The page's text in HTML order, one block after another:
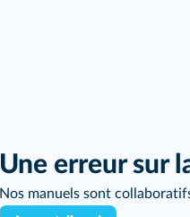
Une erreur sur
Nos manuels sont